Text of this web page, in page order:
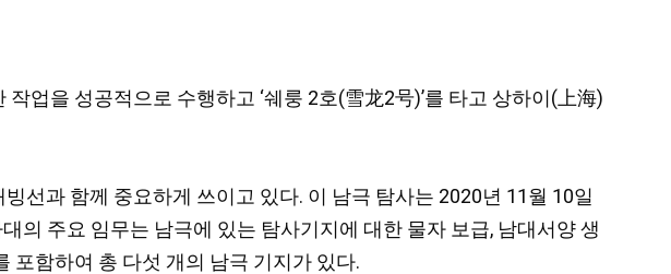
업을 성공적으로 수행하고 ‘쉐룽 2호(雪龙2号)’를 타고 상하이(上海)
선과 함께 중요하게 쓰이고 있다. 이 남극 탐사는 2020년 11월 10일
의 주요 임무는 남극에 있는 탐사기지에 대한 물자 보급, 남대서양 생
포함하여 총 다섯 개의 남극 기지가 있다.